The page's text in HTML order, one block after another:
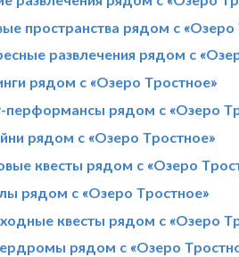
пространства рядом с «Озеро
развлечения рядом с
рядом с «Озеро Тростное»
перформансы рядом с «Озеро
рядом с «Озеро Тростное»
квесты рядом с «Озеро
рядом с «Озеро Тростное»
квесты рядом с «Озеро
рядом с «Озеро